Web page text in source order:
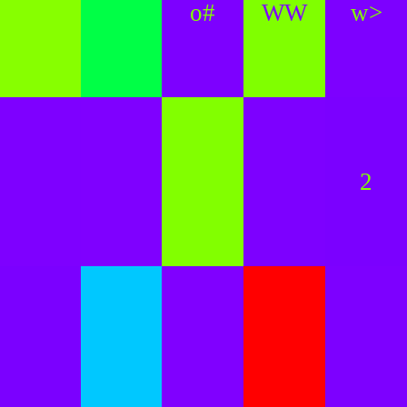
o# WW w>
2